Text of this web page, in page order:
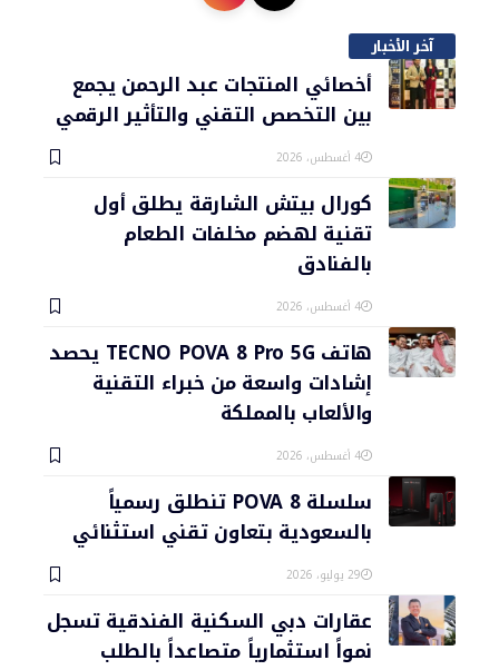
آخر الأخبار
أخصائي المنتجات عبد الرحمن يجمع
بين التخصص التقني والتأثير الرقمي
4 أغسطس، 2026
كورال بيتش الشارقة يطلق أول
تقنية لهضم مخلفات الطعام
بالفنادق
4 أغسطس، 2026
هاتف TECNO POVA 8 Pro 5G يحصد
إشادات واسعة من خبراء التقنية
والألعاب بالمملكة
4 أغسطس، 2026
سلسلة POVA 8 تنطلق رسمياً
بالسعودية بتعاون تقني استثنائي
29 يوليو، 2026
عقارات دبي السكنية الفندقية تسجل
نمواً استثمارياً متصاعداً بالطلب